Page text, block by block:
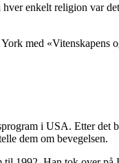
enkelt religion var
med «Vitenskapens
i USA. Etter det
dem om bevegelsen.